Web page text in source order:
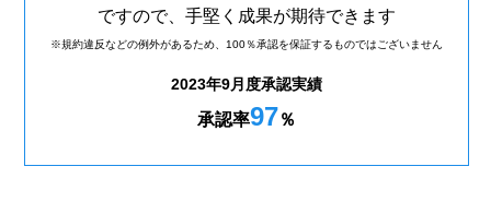
ですので、手堅く成果が期待できます
※規約違反などの例外があるため、 100％承認を保証するものではございません
2023年9月度承認実績
承認率97％